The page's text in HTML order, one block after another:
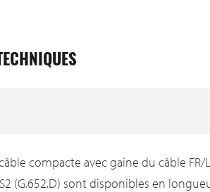
compacte avec gaine du câble FR/
(G.652.D) sont disponibles en